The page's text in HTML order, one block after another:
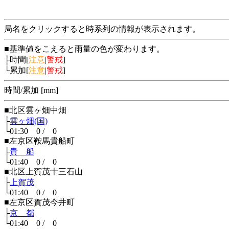
局名をクリックすると時系列の情報が表示されます。
■基準値をこえると雨量の色が変わります。
├時間[注意|警戒]
└累加[注意|警戒]
時間/累加 [mm]
■北区雲ヶ畑中畑
├雲ヶ畑(国)
└01:30 0 / 0
■左京区鞍馬貴船町
├貴 船
└01:40 0 / 0
■北区上賀茂十三石山
├上賀茂
└01:40 0 / 0
■左京区賀茂今井町
├京 都
└01:40 0 / 0